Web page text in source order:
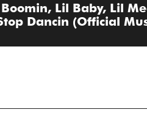
Lil Baby, Lil
Dancin (Official